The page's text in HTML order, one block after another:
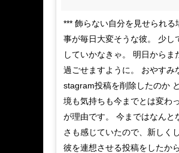
*** 飾らない自分を見せられ
事が毎日大変そうな彼。 少し
していかなきゃ。 明日から
過ごせますように。 おやすみ
stagram投稿を削除したのか
境も気持ちも今までとは変わ
が理由です。 今まではなんと
さも感じていたので、新しく
彼を連想させる投稿をしたか